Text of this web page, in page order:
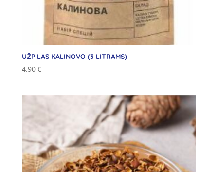
UŽPILAS KALINOVO (3 LITRAMS)
4.90 €